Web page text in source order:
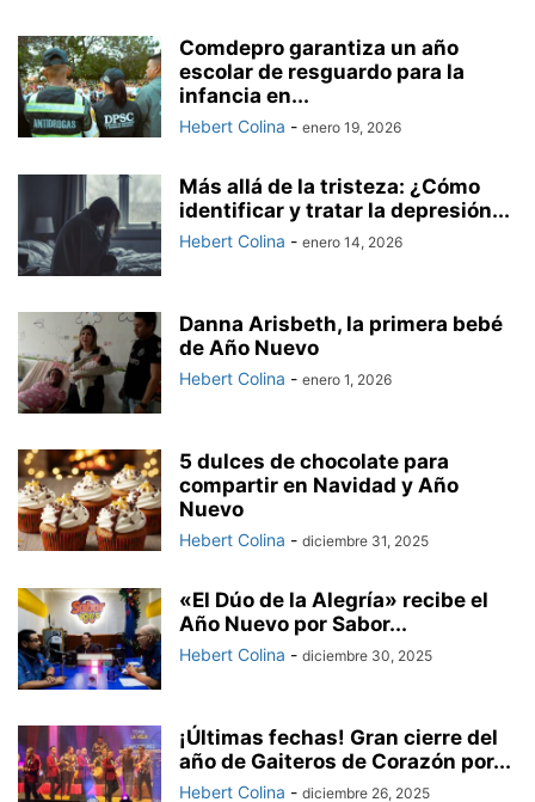
Comdepro garantiza un año
escolar de resguardo para la
infancia en...
Hebert Colina - enero 19, 2026
Más allá de la tristeza: ¿Cómo
identificar y tratar la depresión...
Hebert Colina - enero 14, 2026
Danna Arisbeth, la primera bebé
de Año Nuevo
Hebert Colina - enero 1, 2026
5 dulces de chocolate para
compartir en Navidad y Año
Nuevo
Hebert Colina - diciembre 31, 2025
«El Dúo de la Alegría» recibe el
Año Nuevo por Sabor...
Hebert Colina - diciembre 30, 2025
¡Últimas fechas! Gran cierre del
año de Gaiteros de Corazón por...
Hebert Colina - diciembre 26, 2025